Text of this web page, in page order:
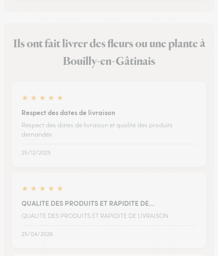
Ils ont fait livrer des fleurs ou une plante à
Bouilly-en-Gâtinais
★ ★ ★ ★ ★
Respect des dates de livraison
Respect des dates de livraison et qualité des produits
demandés
25/12/2025
★ ★ ★ ★ ★
QUALITE DES PRODUITS ET RAPIDITE DE…
QUALITE DES PRODUITS ET RAPIDITE DE LIVRAISON
25/04/2026